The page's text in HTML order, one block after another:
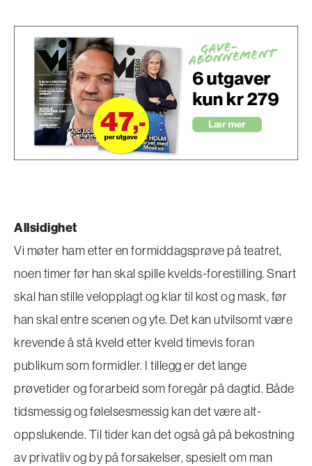
Allsidighet
Vi møter ham etter en formiddagsprøve på teatret,
noen timer før han skal spille kvelds-forestilling. Snart
skal han stille velopplagt og klar til kost og mask, før
han skal entre scenen og yte. Det kan utvilsomt være
krevende å stå kveld etter kveld timevis foran
publikum som formidler. I tillegg er det lange
prøvetider og forarbeid som foregår på dagtid. Både
tidsmessig og følelsesmessig kan det være alt-
oppslukende. Til tider kan det også gå på bekostning
av privatliv og by på forsakelser, spesielt om man